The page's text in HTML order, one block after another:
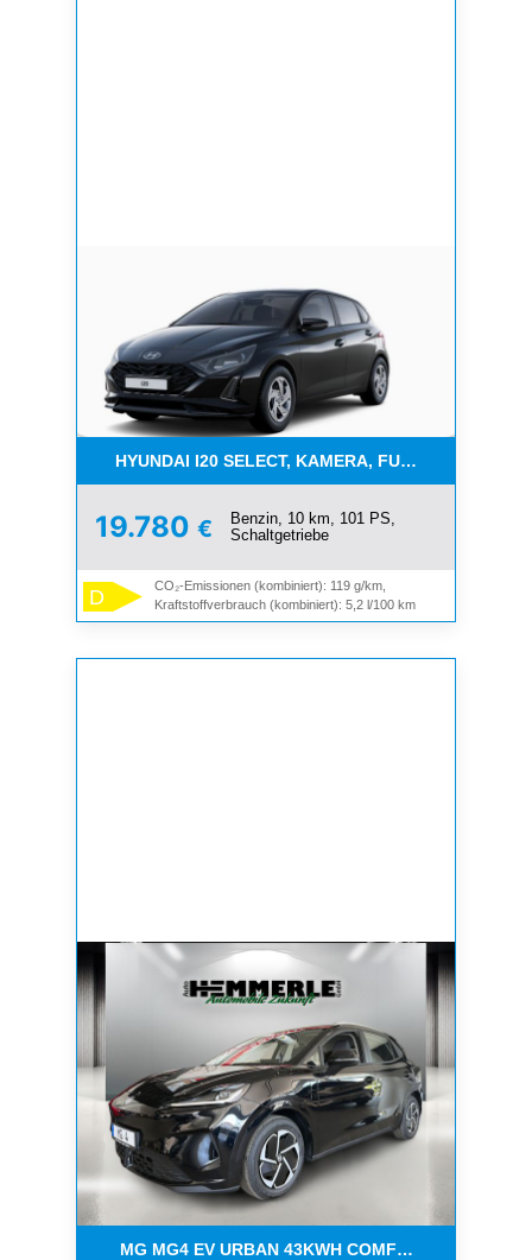
HYUNDAI I20 SELECT, KAMERA, FUNKT.PAKET,
19.780 €
Benzin, 10 km, 101 PS,
Schaltgetriebe
D
CO₂-Emissionen (kombiniert): 119 g/km,
Kraftstoffverbrauch (kombiniert): 5,2 l/100 km
MG MG4 EV URBAN 43KWH COMFORT